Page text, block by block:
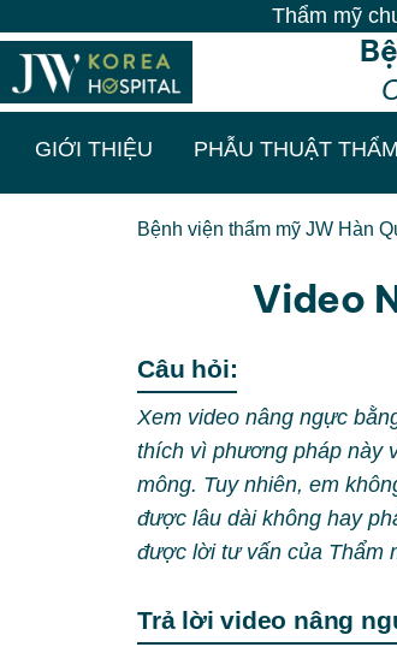
Thẩm mỹ chuẩn
GIỚI THIỆU PHẪU THUẬT
Bệnh viện thẩm mỹ JW Hàn
Video
Câu hỏi:
Xem video nâng ngực
thích vì phương pháp này
mông. Tuy nhiên, em
được lâu dài không hay
được lời tư vấn của Thẩm
Trả lời video nâng